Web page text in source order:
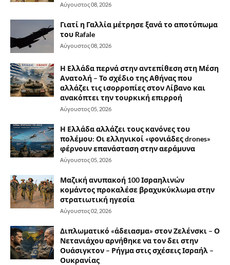
Αύγουστος 08, 2026
Γιατί η Γαλλία μέτρησε ξανά το αποτύπωμα
του Rafale
Αύγουστος 08, 2026
Η Ελλάδα περνά στην αντεπίθεση στη Μέση
Ανατολή – Το σχέδιο της Αθήνας που
αλλάζει τις ισορροπίες στον Λίβανο και
ανακόπτει την τουρκική επιρροή
Αύγουστος 05, 2026
Η Ελλάδα αλλάζει τους κανόνες του
πολέμου: Οι ελληνικοί «φονιάδες drones»
φέρνουν επανάσταση στην αεράμυνα
Αύγουστος 05, 2026
Μαζική ανυπακοή 100 Ισραηλινών
κομάντος προκαλέσε βραχυκύκλωμα στην
στρατιωτική ηγεσία
Αύγουστος 02, 2026
Διπλωματικό «άδειασμα» στον Ζελένσκι – Ο
Νετανιάχου αρνήθηκε να τον δει στην
Ουάσιγκτον – Ρήγμα στις σχέσεις Ισραήλ –
Ουκρανίας